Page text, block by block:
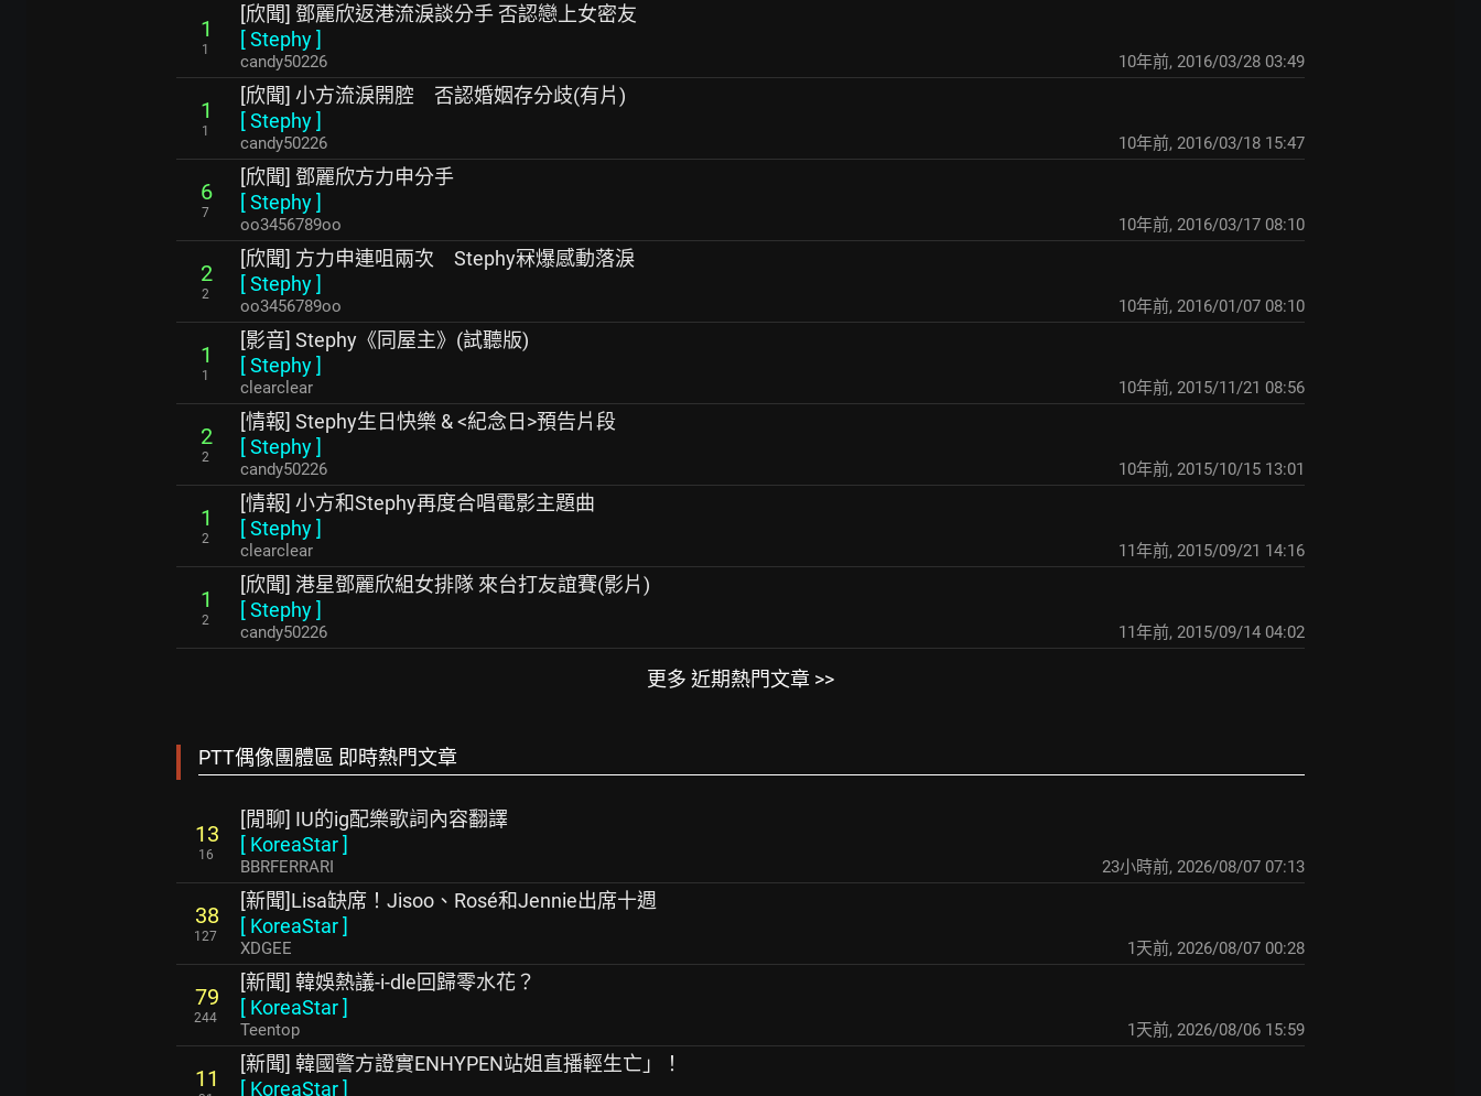
1
1
[欣聞] 鄧麗欣返港流淚談分手 否認戀上女密友
[Stephy]
candy50226 10年前, 2016/03/28 03:49
1
1
[欣聞] 小方流淚開腔 否認婚姻存分歧(有片)
[Stephy]
candy50226 10年前, 2016/03/18 15:47
6
7
[欣聞] 鄧麗欣方力申分手
[Stephy]
oo3456789oo 10年前, 2016/03/17 08:10
2
2
[欣聞] 方力申連咀兩次 Stephy冧爆感動落淚
[Stephy]
oo3456789oo 10年前, 2016/01/07 08:10
1
1
[影音] Stephy《同屋主》(試聽版)
[Stephy]
clearclear 10年前, 2015/11/21 08:56
2
2
[情報] Stephy生日快樂 & <紀念日>預告片段
[Stephy]
candy50226 10年前, 2015/10/15 13:01
1
2
[情報] 小方和Stephy再度合唱電影主題曲
[Stephy]
clearclear 11年前, 2015/09/21 14:16
1
2
[欣聞] 港星鄧麗欣組女排隊 來台打友誼賽(影片)
[Stephy]
candy50226 11年前, 2015/09/14 04:02
更多 近期熱門文章 >>
PTT偶像團體區 即時熱門文章
13
16
[閒聊] IU的ig配樂歌詞內容翻譯
[ KoreaStar]
BBRFERRARI 23小時前, 2026/08/07 07:13
38
127
[新聞]Lisa缺席！Jisoo、Rosé和Jennie出席十週
[ KoreaStar]
XDGEE 1天前, 2026/08/07 00:28
79
244
[新聞] 韓娛熱議-i-dle回歸零水花？
[ KoreaStar]
Teentop 1天前, 2026/08/06 15:59
11
[新聞] 韓國警方證實ENHYPEN站姐直播輕生亡」！
[ KoreaStar]